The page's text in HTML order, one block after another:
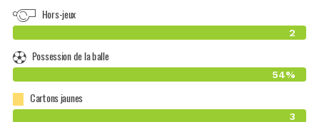
Hors-jeux
2
Possession de la balle
54%
Cartons jaunes
3